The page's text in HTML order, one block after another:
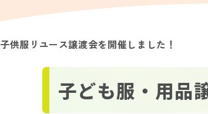
子供服リユース譲渡会を開催しました！
子ども服・用品